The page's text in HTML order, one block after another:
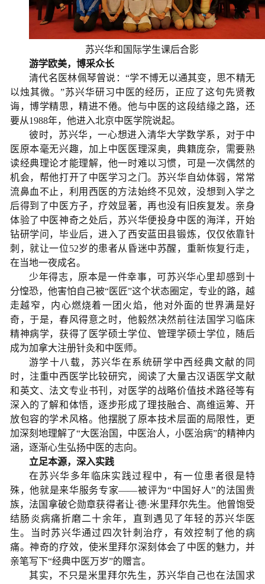
苏兴华和国际学生课后合影
游学欧美，博采众长
清代名医林佩琴曾说：“学不博无以通其变，思不精无
以烛其微。 ”苏兴华研习中医的经历，正应了这句先贤教
诲，博学精思，精进不倦。他与中医的这段结缘之路，还
要从1988年，他进入北京中医学院说起。
彼时，苏兴华，一心想进入清华大学数学系，对于中
医原本毫无兴趣，加上中医医理深奥，典籍庞杂，需要熟
读经典理论才能理解，他一时难以习惯，可是一次偶然的
机会，帮他打开了中医学习之门。苏兴华自幼体弱，常常
流鼻血不止，利用西医的方法始终不见效，没想到入学之
后得到了中医方子，疗效显著，再也没有旧疾复发。亲身
体验了中医神奇之处后，苏兴华便投身中医的海洋，开始
钻研学问，毕业后，进入了西安蓝田县锻炼，仅仅依靠针
刺，就让一位52岁的患者从昏迷中苏醒，重新恢复行走，
在当地一夜成名。
少年得志，原本是一件幸事，可苏兴华心里却感到十
分惶恐，他害怕自己被“医匠”这个状态圈定，专业的路，越
走越窄，内心燃烧着一团火焰，他对外面的世界满是好
奇，于是，春风得意之时，他毅然决然前往法国学习临床
精神病学，获得了医学硕士学位、管理学硕士学位，随后
成为加拿大注册针灸和中医师。
游学十八载，苏兴华在系统研学中西经典文献的同
时，注重中西医学比较研究，阅读了大量古汉语医学文献
和英文、法文专业书刊，对医学的战略价值技术路径等有
深入的了解和体悟，逐步形成了理技融合、高维运筹、开
放包容的学术风格。他摆脱了原本技术层面的局限性，更
加深刻地理解了“大医治国，中医治人，小医治病”的精神内
涵，逐渐心生弘扬中医的志向。
立足本源，深入实践
在苏兴华多年临床实践过程中，有一位患者很是特
殊，他就是来华服务专家——被评为“中国好人”的法国贵
族，法国拿破仑勋章获得者让·德·米里拜尔先生。他曾饱受
结肠炎病痛折磨二十余年，直到遇见了年轻的苏兴华医
生。当时苏兴华通过四次针刺治疗，有效控制了他的病
痛。神奇的疗效，使米里拜尔深刻体会了中医的魅力，并
亲笔写下“经典中医万岁”的赠言。
其实，不只是米里拜尔先生，苏兴华自己也在法国求